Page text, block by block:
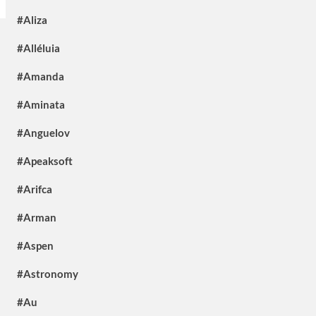
#Aliza
#Alléluia
#Amanda
#Aminata
#Anguelov
#Apeaksoft
#Arifca
#Arman
#Aspen
#Astronomy
#Au